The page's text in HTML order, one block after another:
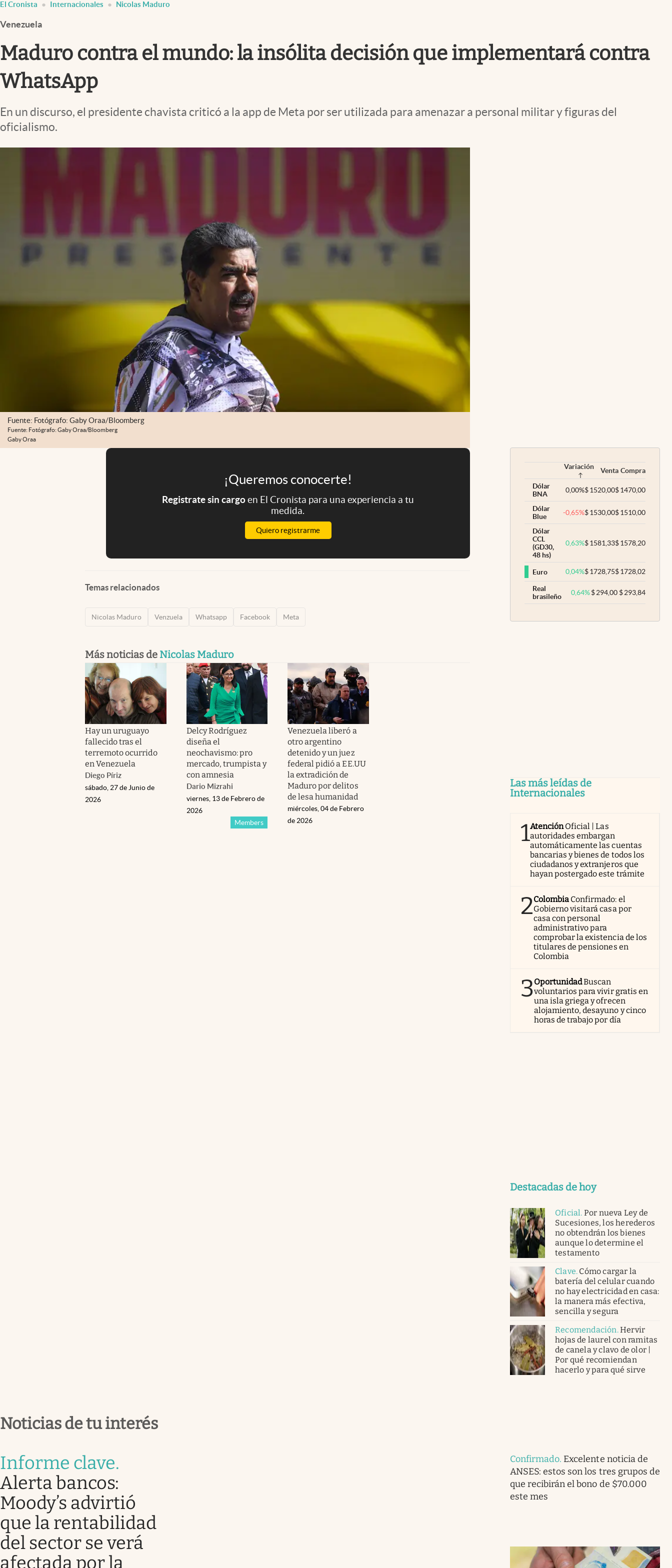
Infotechnology
Clase
Clima
Mundial 2026
Eventos Corporativos
El Cronista Internacionales Nicolas Maduro
Venezuela
Maduro contra el mundo: la insólita decisión que implementará contra
WhatsApp
En un discurso, el presidente chavista criticó a la app de Meta por ser utilizada para amenazar a personal militar y figuras del
oficialismo.
Fuente: Fotógrafo: Gaby Oraa/Bloomberg
Fuente: Fotógrafo: Gaby Oraa/Bloomberg
Gaby Oraa
¡Queremos conocerte!
Registrate sin cargoen El Cronista para una experiencia a tu
medida.
Quiero registrarme
Temas relacionados
Nicolas Maduro Venzuela Whatsapp Facebook Meta
Más noticias de Nicolas Maduro
Hay un uruguayo
fallecido tras el
terremoto ocurrido
en Venezuela
Diego Píriz
sábado, 27 de Junio de
2026
Delcy Rodríguez
diseña el
neochavismo: pro
mercado, trumpista y
con amnesia
Dario Mizrahi
Members
viernes, 13 de Febrero de
2026
Venezuela liberó a
otro argentino
detenido y un juez
federal pidió a EE.UU
la extradición de
Maduro por delitos
de lesa humanidad
miércoles, 04 de Febrero
de 2026
Variación Venta Compra
Dólar
BNA
0,00%$1520,00$1470,00
Dólar
Blue
-0,65%$1530,00$1510,00
Dólar
CCL
(GD30,
48 hs)
0,63%$1581,33$1578,20
Euro 0,04%$1728,75$1728,02
Real
brasileño
0,64% $294,00 $293,84
Las más leídas de
Internacionales
1AtenciónOficial | Las
autoridades embargan
automáticamente las cuentas
bancarias y bienes de todos los
ciudadanos y extranjeros que
hayan postergado este trámite
2Colombia Confirmado: el
Gobierno visitará casa por
casa con personal
administrativo para
comprobar la existencia de los
titulares de pensiones en
Colombia
3OportunidadBuscan
voluntarios para vivir gratis en
una isla griega y ofrecen
alojamiento, desayuno y cinco
horas de trabajo por día
Destacadas de hoy
Oficial. Por nueva Ley de
Sucesiones, los herederos
no obtendrán los bienes
aunque lo determine el
testamento
Clave. Cómo cargar la
batería del celular cuando
no hay electricidad en casa:
la manera más efectiva,
sencilla y segura
Recomendación.Hervir
hojas de laurel con ramitas
de canela y clavo de olor |
Por qué recomiendan
hacerlo y para qué sirve
Noticias de tu interés
Informe clave.
Alerta bancos:
Moody’s advirtió
que la rentabilidad
del sector se verá
afectada por la
Confirmado. Excelente noticia de
ANSES: estos son los tres grupos de
que recibirán el bono de $70.000
este mes